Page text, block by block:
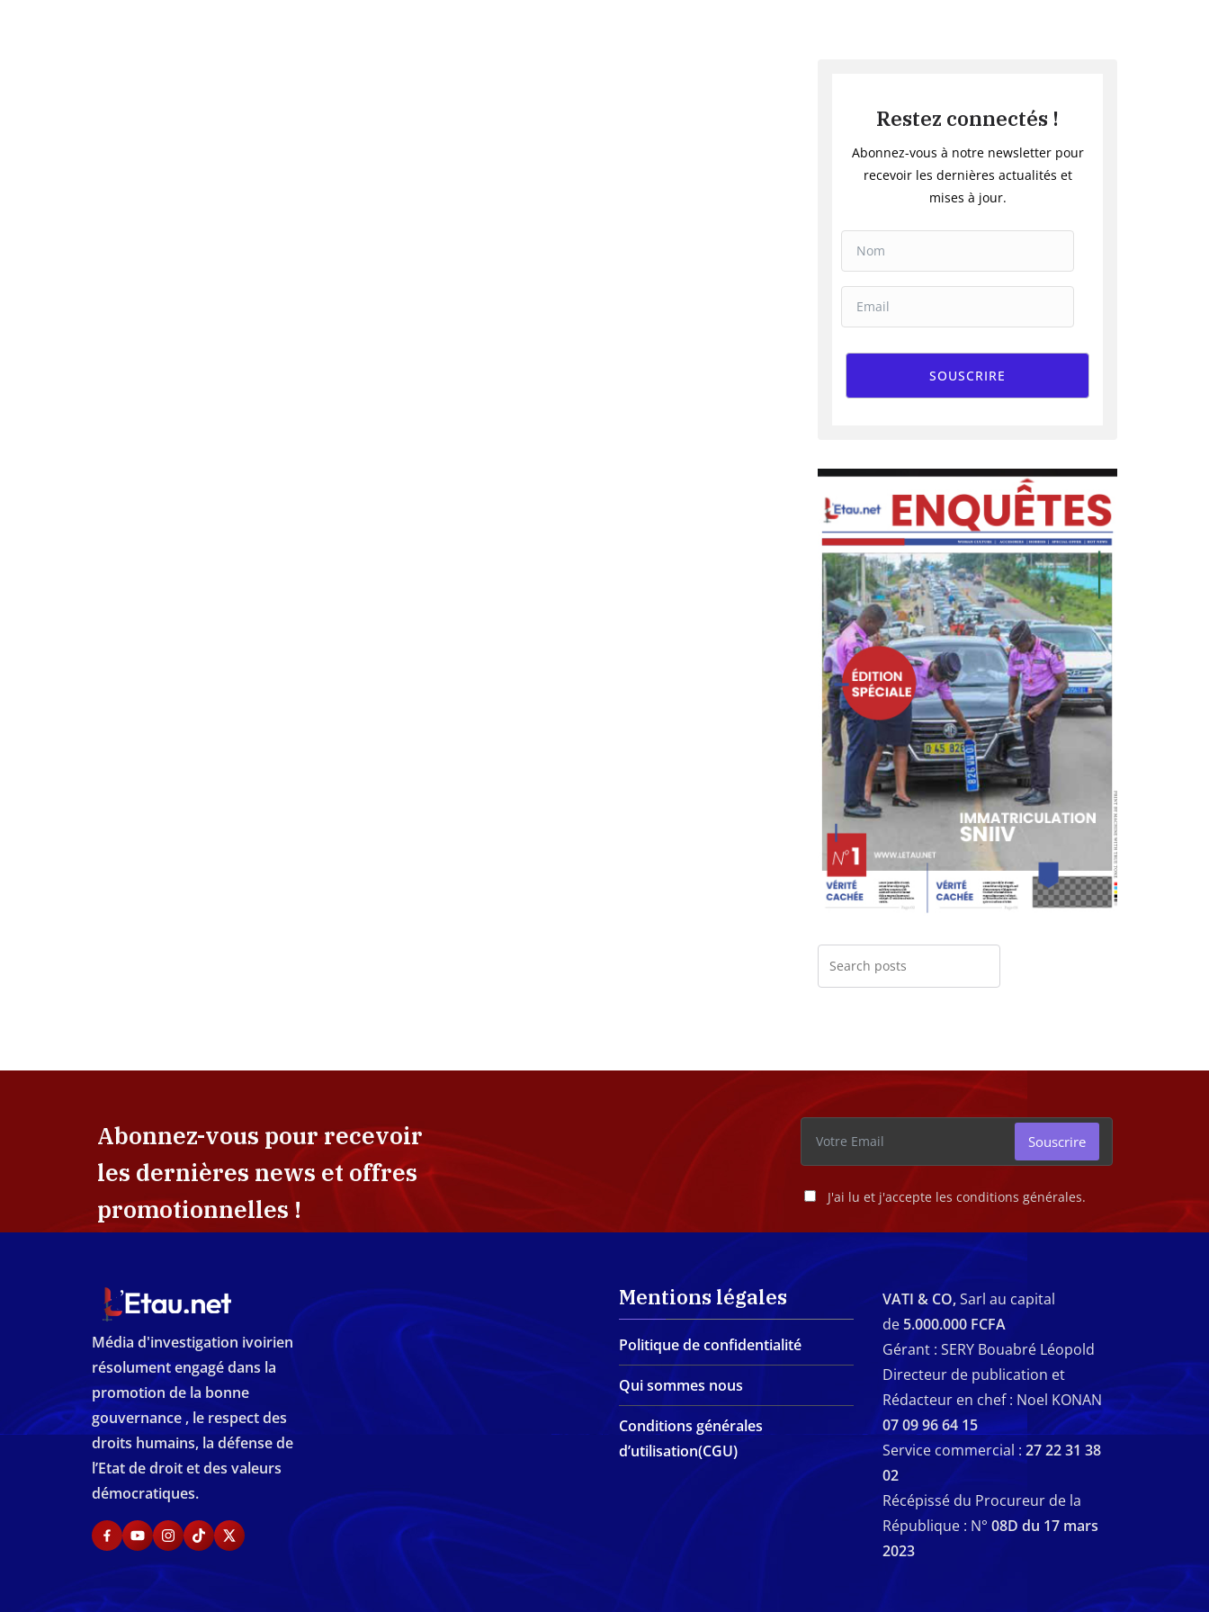
Restez connectés !
Abonnez-vous à notre newsletter pour
recevoir les dernières actualités et
mises à jour.
SOUSCRIRE
Abonnez-vous pour recevoir
les dernières news et offres
promotionnelles !
J'ai lu et j'accepte les conditions générales.
Souscrire
Média d'investigation ivoirien
résolument engagé dans la
promotion de la bonne
gouvernance , le respect des
droits humains, la défense de
l’Etat de droit et des valeurs
démocratiques.
Mentions légales
Politique de confidentialité
Qui sommes nous
Conditions générales
d’utilisation(CGU)
VATI & CO,Sarl au capital
de 5.000.000 FCFA
Gérant : SERY Bouabré Léopold
Directeur de publication et
Rédacteur en chef : Noel KONAN
07 09 96 64 15
Service commercial : 27 22 31 38
02
Récépissé du Procureur de la
République : N° 08D du 17 mars
2023